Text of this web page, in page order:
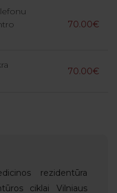
70.00€
70.00€
rezidentūra
ciklai Vilniaus